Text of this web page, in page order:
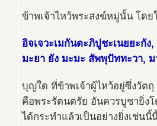
ข้าพเจ้าไหว้พระสงฆ์หมู่นั้น โดย
อิจเจวะเมกันตะภิปูชะเนยยะกั
มะยา ยัง มะมะ สัพพุปัททะวา,
บุญใด ที่ข้าพเจ้าผู้ไหว้อยู่ซึ่งวัตถุ
คือพระรัตนตรัย อันควรบูชายิ่งโ
ได้กระทำแล้วเป็นอย่างยิ่งเช่น